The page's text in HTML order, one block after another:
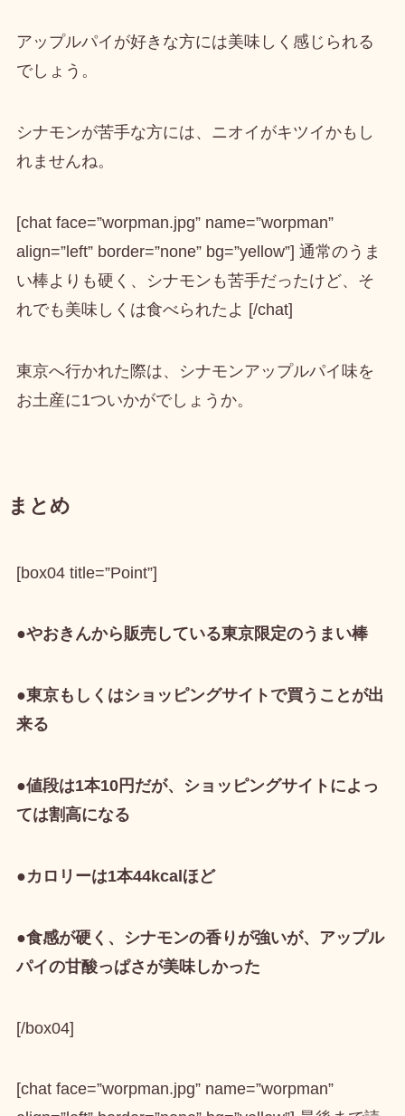
アップルパイが好きな方には美味しく感じられる
でしょう。
シナモンが苦手な方には、ニオイがキツイかもし
れませんね。
[chat face=”worpman.jpg” name=”worpman”
align=”left” border=”none” bg=”yellow”] 通常のうま
い棒よりも硬く、シナモンも苦手だったけど、そ
れでも美味しくは食べられたよ [/chat]
東京へ行かれた際は、シナモンアップルパイ味を
お土産に1ついかがでしょうか。
まとめ
[box04 title=”Point”]
●やおきんから販売している東京限定のうまい棒
●東京もしくはショッピングサイトで買うことが出
来る
●値段は1本10円だが、ショッピングサイトによっ
ては割高になる
●カロリーは1本44kcalほど
●食感が硬く、シナモンの香りが強いが、アップル
パイの甘酸っぱさが美味しかった
[/box04]
[chat face=”worpman.jpg” name=”worpman”